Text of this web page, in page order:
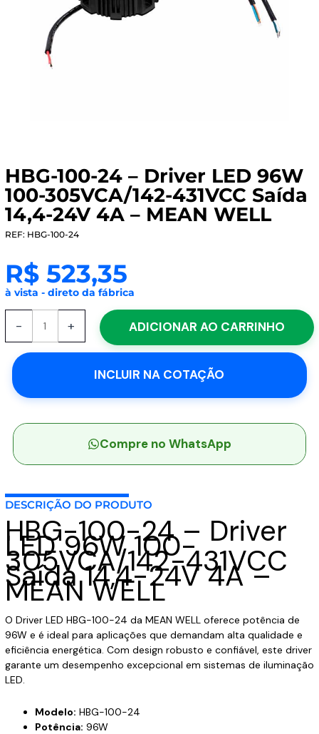
HBG-100-24 – Driver LED 96W
100-305VCA/142-431VCC Saída
14,4-24V 4A – MEAN WELL
REF: HBG-100-24
R$523,35
à vista - direto da fábrica
-
Driver
LED
100-
431VCC
24V
4A
-
MEAN
WELL
quantidade
+ ADICIONAR AO CARRINHO
INCLUIR NA COTAÇÃO
Compre no WhatsApp
DESCRIÇÃO DO PRODUTO
HBG-100-24 – Driver
LED 96W 100-
305VCA/142-431VCC
Saída 14,4-24V 4A –
MEAN WELL
O Driver LED HBG-100-24 da MEAN WELL oferece potência de
96W e é ideal para aplicações que demandam alta qualidade e
eficiência energética. Com design robusto e confiável, este driver
garante um desempenho excepcional em sistemas de iluminação
LED.
Modelo: HBG-100-24
Potência: 96W